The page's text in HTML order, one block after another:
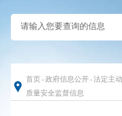
首页-政府信息公开-法定主
质量安全监督信息